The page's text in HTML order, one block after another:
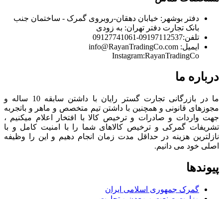
دفتر بوشهر: خیابان دهقان-روبروی گمرک - ساختمان جنب
بانک تجارت دفتر تهران: به زودی
تلفن:09197112537-09127741061
ایمیل: info@RayanTradingCo.com
Instagram:RayanTradingCo
درباره ما
ما در بازرگانی تجارت گستر رایان با داشتن سابقه 10 ساله و
مجوزهای قانونی و همچنین با داشتن تیم متخصص و ماهر و باتجربه
جهت واردات و صادرات و ترخیص کالا با افتخار اعلام میکنیم ،
تشریفات گمرکی و ترخیص کالاهای شما را با امنیت کامل و با
نازلترین هزینه در حداقل مدت زمان انجام دهیم و این را وظیفه
اصلی خود می دانیم.
پیوندها
گمرک جمهوری اسلامی ایران